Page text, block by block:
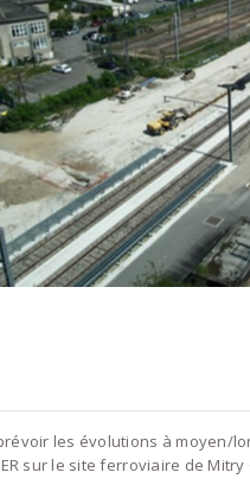
les évolutions à moyen/
sur le site ferroviaire de Mitry